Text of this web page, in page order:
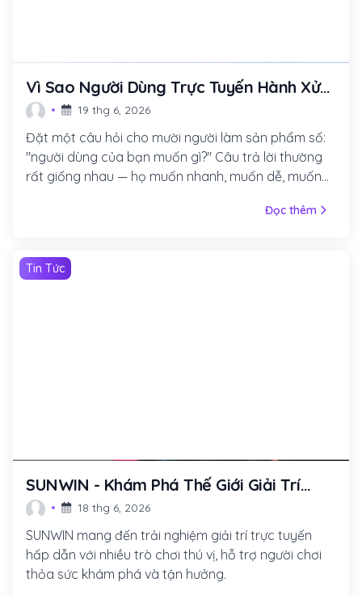
Vì Sao Người Dùng Trực Tuyến Hành Xử
Khác Với Những Gì Chúng Ta Tưởng?
19 thg 6, 2026
Đặt một câu hỏi cho mười người làm sản phẩm số:
"người dùng của bạn muốn gì?" Câu trả lời thường
rất giống nhau — họ muốn nhanh, muốn dễ, muốn
Đọc thêm
Tin Tức
SUNWIN - Khám Phá Thế Giới Giải Trí
Trực Tuyến Đầy Hấp Dẫn
18 thg 6, 2026
SUNWIN mang đến trải nghiệm giải trí trực tuyến
hấp dẫn với nhiều trò chơi thú vị, hỗ trợ người chơi
thỏa sức khám phá và tận hưởng.